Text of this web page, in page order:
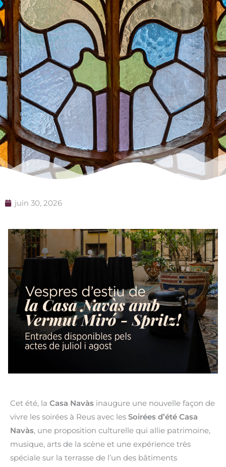
juin 30, 2026
Cet été, la Casa Navàs inaugure une nouvelle façon de
vivre les soirées à Reus avec les Soirées d’été Casa
Navàs, une proposition culturelle qui allie patrimoine,
musique, arts de la scène et une expérience très
spéciale sur la terrasse de l’un des bâtiments